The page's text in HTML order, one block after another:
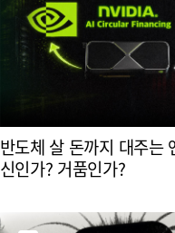
반도체 살 돈까지 대주는
신인가? 거품인가?